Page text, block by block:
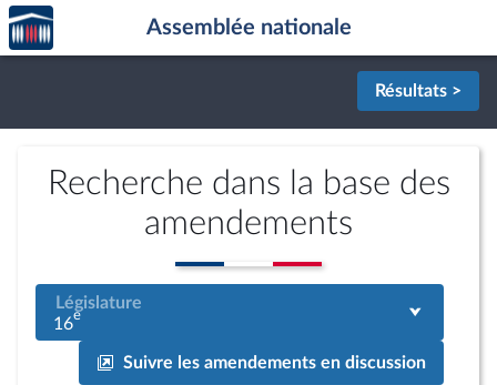
Aller au contenu
Aller en bas de la page
Accèder
à la
page
Assemblée nationale
Résultats >
Recherche dans la base des
amendements
Législature
16e
Suivre les amendements en discussion